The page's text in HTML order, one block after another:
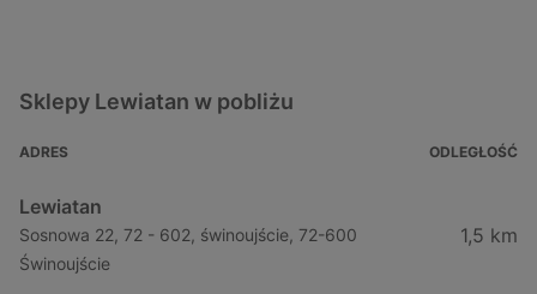
Sklepy Lewiatan w pobliżu
ADRES ODLEGŁOŚĆ
Lewiatan
Sosnowa 22, 72 - 602, świnoujście, 72-600
Świnoujście
1,5 km